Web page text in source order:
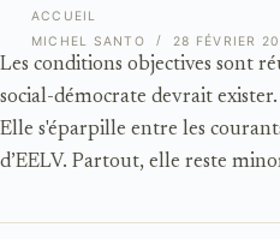
ACCUEIL
Les conditions objectives sont
social-démocrate devrait
Elle s'éparpille entre les
d’EELV. Partout, elle reste
MICHEL SANTO 28 FÉVRIER